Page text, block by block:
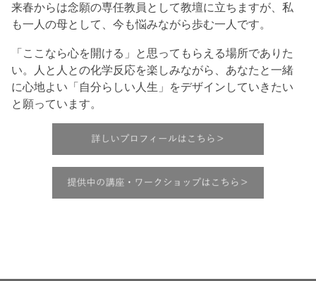
来春からは念願の専任教員として教壇に立ちますが、私
も一人の母として、今も悩みながら歩む一人です。
「ここなら心を開ける」と思ってもらえる場所でありた
い。人と人との化学反応を楽しみながら、あなたと一緒
に心地よい「自分らしい人生」をデザインしていきたい
と願っています。